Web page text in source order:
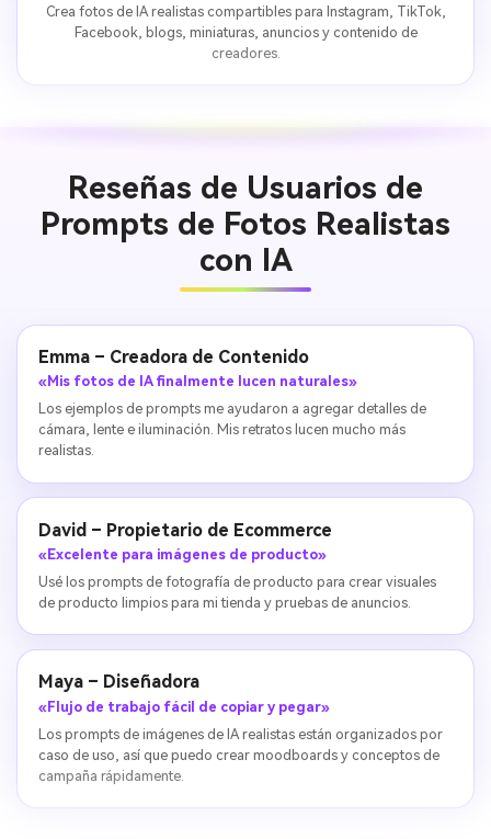
Crea fotos de IA realistas compartibles para Instagram, TikTok,
Facebook, blogs, miniaturas, anuncios y contenido de
creadores.
Reseñas de Usuarios de
Prompts de Fotos Realistas
con IA
Emma – Creadora de Contenido
«Mis fotos de IA finalmente lucen naturales»
Los ejemplos de prompts me ayudaron a agregar detalles de
cámara, lente e iluminación. Mis retratos lucen mucho más
realistas.
David – Propietario de Ecommerce
«Excelente para imágenes de producto»
Usé los prompts de fotografía de producto para crear visuales
de producto limpios para mi tienda y pruebas de anuncios.
Maya – Diseñadora
«Flujo de trabajo fácil de copiar y pegar»
Los prompts de imágenes de IA realistas están organizados por
caso de uso, así que puedo crear moodboards y conceptos de
campaña rápidamente.